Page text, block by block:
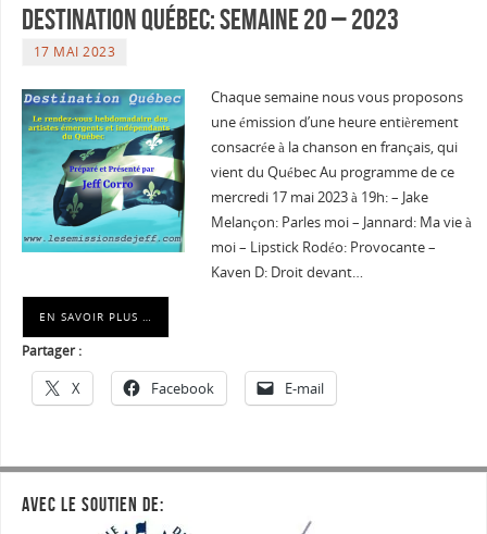
Destination Québec: Semaine 20 – 2023
17 MAI 2023
Chaque semaine nous vous proposons
une émission d’une heure entièrement
consacrée à la chanson en français, qui
vient du Québec Au programme de ce
mercredi 17 mai 2023 à 19h: – Jake
Melançon: Parles moi – Jannard: Ma vie à
moi – Lipstick Rodéo: Provocante –
Kaven D: Droit devant…
EN SAVOIR PLUS …
Partager :
X Facebook E-mail
AVEC LE SOUTIEN DE: